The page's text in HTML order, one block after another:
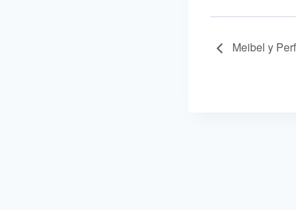
Meibel y